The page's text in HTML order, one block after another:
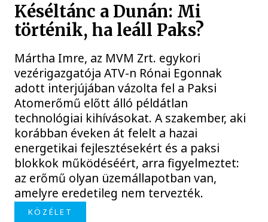
Késéltánc a Dunán: Mi
történik, ha leáll Paks?
Mártha Imre, az MVM Zrt. egykori
vezérigazgatója ATV-n Rónai Egonnak
adott interjújában vázolta fel a Paksi
Atomerőmű előtt álló példátlan
technológiai kihívásokat. A szakember, aki
korábban éveken át felelt a hazai
energetikai fejlesztésekért és a paksi
blokkok működéséért, arra figyelmeztet:
az erőmű olyan üzemállapotban van,
amelyre eredetileg nem tervezték.
KÖZÉLET